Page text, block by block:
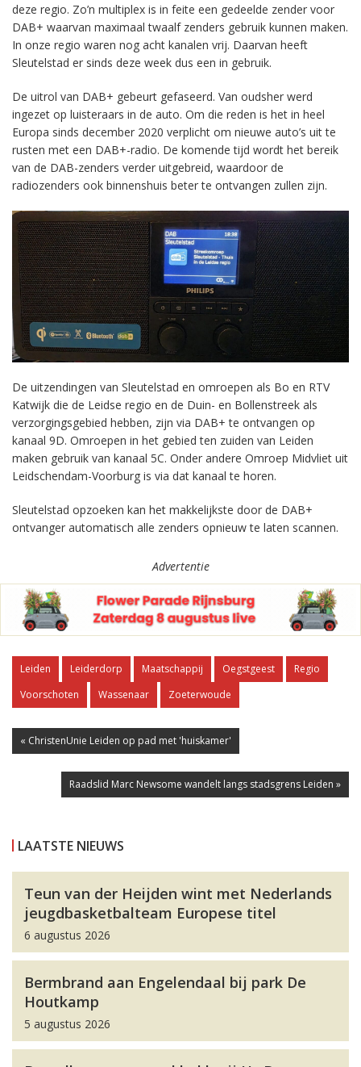
deze regio. Zo’n multiplex is in feite een gedeelde zender voor
DAB+ waarvan maximaal twaalf zenders gebruik kunnen maken.
In onze regio waren nog acht kanalen vrij. Daarvan heeft
Sleutelstad er sinds deze week dus een in gebruik.
De uitrol van DAB+ gebeurt gefaseerd. Van oudsher werd
ingezet op luisteraars in de auto. Om die reden is het in heel
Europa sinds december 2020 verplicht om nieuwe auto’s uit te
rusten met een DAB+-radio. De komende tijd wordt het bereik
van de DAB-zenders verder uitgebreid, waardoor de
radiozenders ook binnenshuis beter te ontvangen zullen zijn.
De uitzendingen van Sleutelstad en omroepen als Bo en RTV
Katwijk die de Leidse regio en de Duin- en Bollenstreek als
verzorgingsgebied hebben, zijn via DAB+ te ontvangen op
kanaal 9D. Omroepen in het gebied ten zuiden van Leiden
maken gebruik van kanaal 5C. Onder andere Omroep Midvliet uit
Leidschendam-Voorburg is via dat kanaal te horen.
Sleutelstad opzoeken kan het makkelijkste door de DAB+
ontvanger automatisch alle zenders opnieuw te laten scannen.
Advertentie
Leiden Leiderdorp Maatschappij Oegstgeest
Regio
Voorschoten
Wassenaar Zoeterwoude
« ChristenUnie Leiden op pad met 'huiskamer'
Raadslid Marc Newsome wandelt langs stadsgrens Leiden »
LAATSTE NIEUWS
Teun van der Heijden wint met Nederlands
jeugdbasketbalteam Europese titel
6 augustus 2026
Bermbrand aan Engelendaal bij park De
Houtkamp
5 augustus 2026